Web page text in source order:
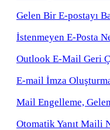
Gelen Bir E-postayı
İstenmeyen E-Posta
Outlook E-Mail Geri
E-mail İmza
Mail Engelleme,
Otomatik Yanıt Maili